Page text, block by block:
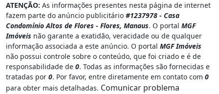
ATENÇÃO: As informações presentes nesta página de internet
fazem parte do anúncio publicitário #1237978 - Casa
Condomínio Altos de Flores - Flores, Manaus. O portal MGF
Imóveis não garante a exatidão, veracidade ou de qualquer
informação associada a este anúncio. O portal MGF Imóveis
não possui controle sobre o conteúdo, que foi criado e é de
responsabilidade de 0. Todas as informações são fornecidas e
tratadas por 0. Por favor, entre diretamente em contato com 0
para obter mais detalhadas. Comunicar problema